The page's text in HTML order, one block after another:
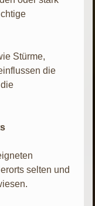
Stürme,
die
selten und